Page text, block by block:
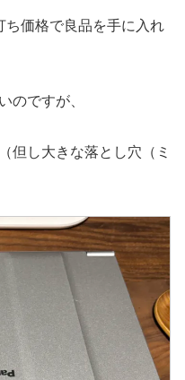
ち価格で良品を手に入れ
のですが、
但し大きな落とし穴（ミ